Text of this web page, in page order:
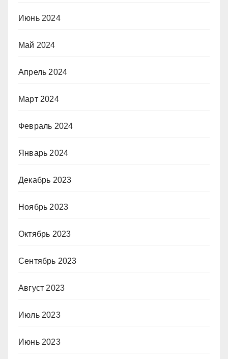
Июнь 2024
Май 2024
Апрель 2024
Март 2024
Февраль 2024
Январь 2024
Декабрь 2023
Ноябрь 2023
Октябрь 2023
Сентябрь 2023
Август 2023
Июль 2023
Июнь 2023